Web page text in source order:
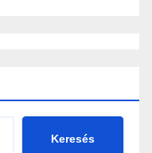
Keresés